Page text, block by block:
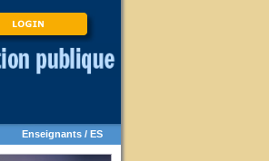
Enseignants / ES